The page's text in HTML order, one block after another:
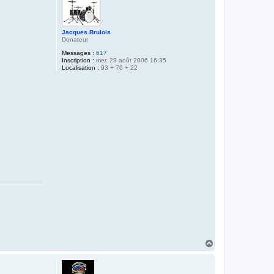
Jacques.Brulois
Donateur
Messages : 617
Inscription : mer. 23 août 2006 16:35
Localisation : 93 + 76 + 22